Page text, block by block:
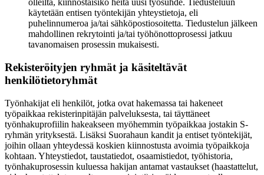
olleilta, kiinnostaisiko heitä uusi työsuhde. Tiedusteluun
käytetään entisen työntekijän yhteystietoja, eli
puhelinnumeroa ja/tai sähköpostiosoitetta. Tiedustelun jälkeen
mahdollinen rekrytointi ja/tai työhönottoprosessi jatkuu
tavanomaisen prosessin mukaisesti.
Rekisteröityjen ryhmät ja käsiteltävät
henkilötietoryhmät
Työnhakijat eli henkilöt, jotka ovat hakemassa tai hakeneet
työpaikkaa rekisterinpitäjän palveluksesta, tai täyttäneet
työnhakuprofiilin hakeakseen myöhemmin työpaikkaa jostakin S-
ryhmän yrityksestä. Lisäksi Suorahaun kandit ja entiset työntekijät,
joihin ollaan yhteydessä koskien kiinnostusta avoimia työpaikkoja
kohtaan. Yhteystiedot, taustatiedot, osaamistiedot, työhistoria,
työnhakuprosessin kuluessa hakijan antamat vastaukset (haastattelut,